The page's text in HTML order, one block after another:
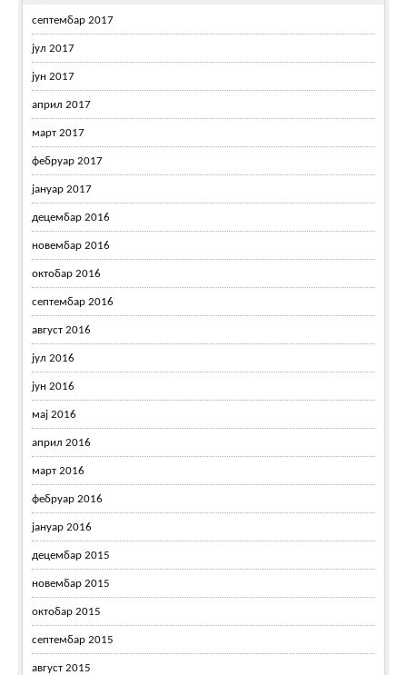
септембар 2017
јул 2017
јун 2017
април 2017
март 2017
фебруар 2017
јануар 2017
децембар 2016
новембар 2016
октобар 2016
септембар 2016
август 2016
јул 2016
јун 2016
мај 2016
април 2016
март 2016
фебруар 2016
јануар 2016
децембар 2015
новембар 2015
октобар 2015
септембар 2015
август 2015